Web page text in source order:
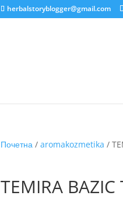
herbalstoryblogger@gmail.com
Почетна /aromakozmetika /
TEMIRA BAZIC